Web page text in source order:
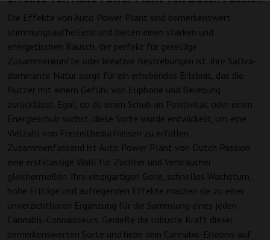
Die Effekte von Auto Power Plant sind bemerkenswert
stimmungsaufhellend und bieten einen starken und
energetischen Rausch, der perfekt für gesellige
Zusammenkünfte oder kreative Bestrebungen ist. Ihre Sativa-
dominante Natur sorgt für ein erhebendes Erlebnis, das die
Nutzer mit einem Gefühl von Euphorie und Belebung
zurücklässt. Egal, ob du einen Schub an Positivität oder einen
Energieschub suchst, diese Sorte wurde entwickelt, um eine
Vielzahl von Freizeitbedürfnissen zu erfüllen.
Zusammenfassend ist Auto Power Plant von Dutch Passion
eine erstklassige Wahl für Züchter und Verbraucher
gleichermaßen. Ihre einzigartigen Gene, schnelles Wachstum,
hohe Erträge und aufregenden Effekte machen sie zu einer
unverzichtbaren Ergänzung für die Sammlung eines jeden
Cannabis-Connaisseurs. Genieße die robuste Kraft dieser
bemerkenswerten Sorte und hebe dein Cannabis-Erlebnis auf